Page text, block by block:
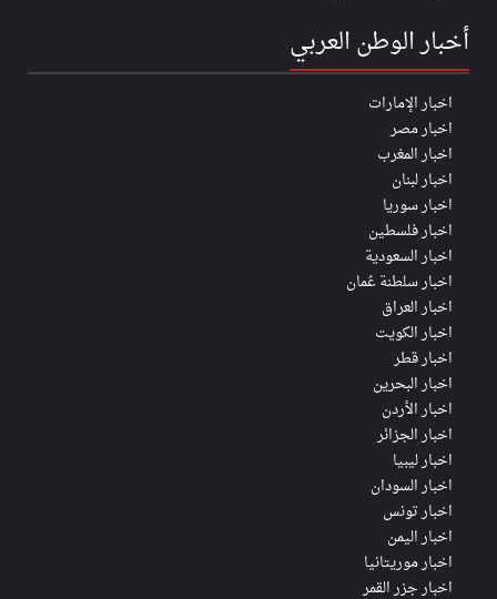
أخبار الوطن العربي
اخبار الإمارات
اخبار مصر
اخبار المغرب
اخبار لبنان
اخبار سوريا
اخبار فلسطين
اخبار السعودية
اخبار سلطنة عُمان
اخبار العراق
اخبار الكويت
اخبار قطر
اخبار البحرين
اخبار الأردن
اخبار الجزائر
اخبار ليبيا
اخبار السودان
اخبار تونس
اخبار اليمن
اخبار موريتانيا
اخبار جزر القمر